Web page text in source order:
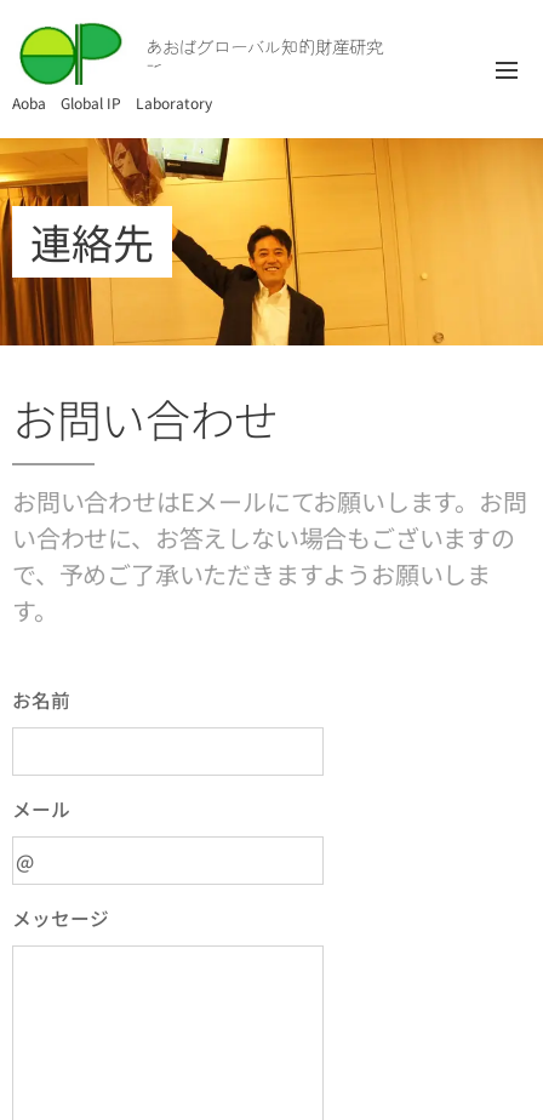
あおばグローバル知的財産研究
所
Aoba Global IP Laboratory
連絡先
お問い合わせ
お問い合わせはEメールにてお願いします。お問
い合わせに、お答えしない場合もございますの
で、予めご了承いただきますようお願いしま
す。
お名前
メール
メッセージ